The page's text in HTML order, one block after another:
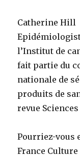
Catherine Hill
l’Institut de
fait partie du
nationale de
produits de
revue
Pourriez-vous
France